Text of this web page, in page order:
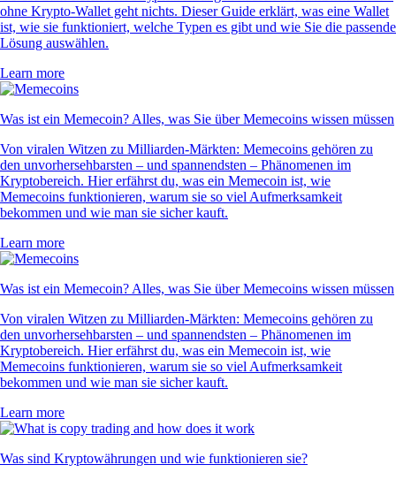
ohne Krypto-Wallet geht nichts. Dieser Guide erklärt, was eine Wallet
ist, wie sie funktioniert, welche Typen es gibt und wie Sie die passende
Lösung auswählen.
Learn more
Was ist ein Memecoin? Alles, was Sie über Memecoins wissen müssen
Von viralen Witzen zu Milliarden-Märkten: Memecoins gehören zu
den unvorhersehbarsten – und spannendsten – Phänomenen im
Kryptobereich. Hier erfährst du, was ein Memecoin ist, wie
Memecoins funktionieren, warum sie so viel Aufmerksamkeit
bekommen und wie man sie sicher kauft.
Learn more
Was ist ein Memecoin? Alles, was Sie über Memecoins wissen müssen
Von viralen Witzen zu Milliarden-Märkten: Memecoins gehören zu
den unvorhersehbarsten – und spannendsten – Phänomenen im
Kryptobereich. Hier erfährst du, was ein Memecoin ist, wie
Memecoins funktionieren, warum sie so viel Aufmerksamkeit
bekommen und wie man sie sicher kauft.
Learn more
Was sind Kryptowährungen und wie funktionieren sie?